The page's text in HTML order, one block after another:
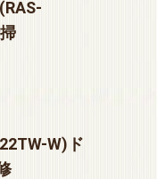
W)ド